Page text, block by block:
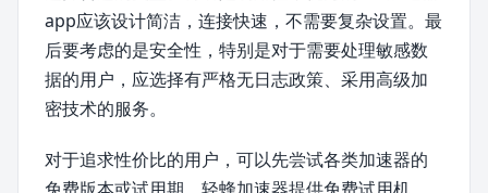
app应该设计简洁，连接快速，不需要复杂设置。最
后要考虑的是安全性，特别是对于需要处理敏感数
据的用户，应选择有严格无日志政策、采用高级加
密技术的服务。
对于追求性价比的用户，可以先尝试各类加速器的